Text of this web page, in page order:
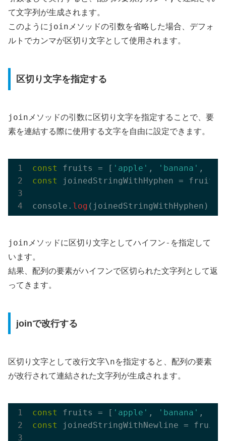
て文字列が生成されます。
このように join メソッドの引数を省略した場合、デフォ
ルトでカンマが区切り文字として使用されます。
区切り文字を指定する
join メソッドの引数に区切り文字を指定することで、要
素を連結する際に使用する文字を自由に設定できます。
const fruits = [ 'apple' , 'banana' ,
const
joinedStringWithHyphen = fruits.
console. log (joinedStringWithHyphen);
join メソッドに区切り文字としてハイフン- を指定して
います。
結果、配列の要素がハイフンで区切られた文字列として返
ってきます。
joinで改行する
区切り文字として改行文字\nを指定すると、配列の要素
が改行されて連結された文字列が生成されます。
const fruits = [ 'apple' , 'banana' ,
const
joinedStringWithNewline =